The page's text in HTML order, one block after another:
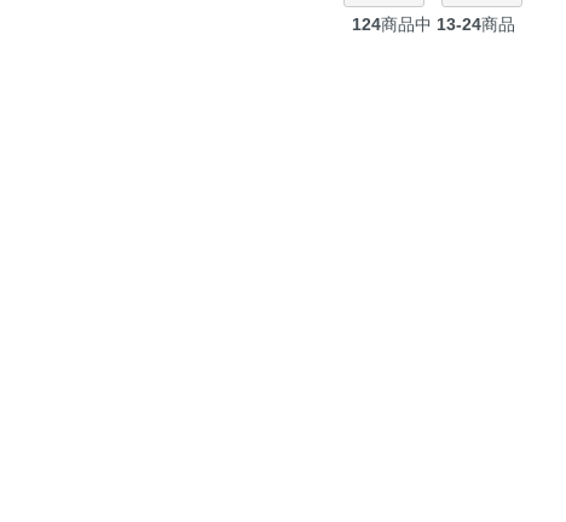
124商品中 13-24商品